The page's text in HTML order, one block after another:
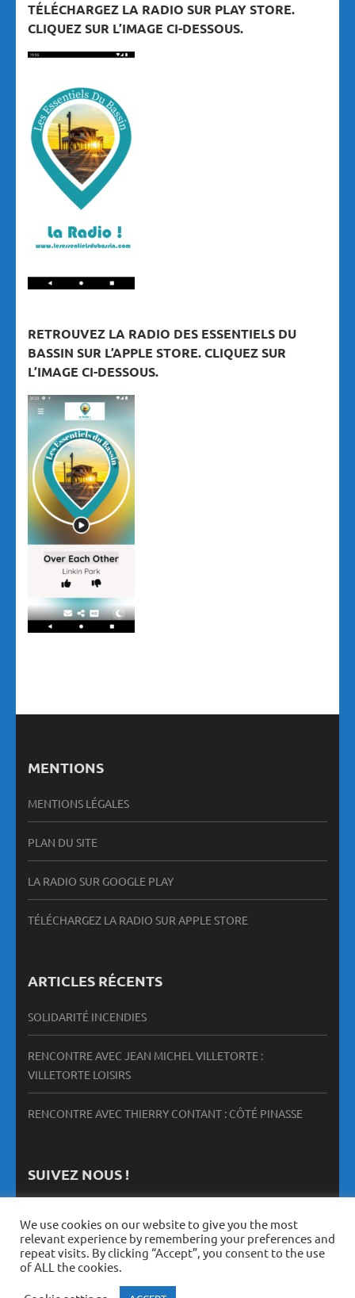
TÉLÉCHARGEZ LA RADIO SUR PLAY STORE.
CLIQUEZ SUR L’IMAGE CI-DESSOUS.
RETROUVEZ LA RADIO DES ESSENTIELS DU
BASSIN SUR L’APPLE STORE. CLIQUEZ SUR
L’IMAGE CI-DESSOUS.
MENTIONS
MENTIONS LÉGALES
PLAN DU SITE
LA RADIO SUR GOOGLE PLAY
TÉLÉCHARGEZ LA RADIO SUR APPLE STORE
ARTICLES RÉCENTS
SOLIDARITÉ INCENDIES
RENCONTRE AVEC JEAN MICHEL VILLETORTE :
VILLETORTE LOISIRS
RENCONTRE AVEC THIERRY CONTANT : CÔTÉ PINASSE
SUIVEZ NOUS !
We use cookies on our website to give you the most
relevant experience by remembering your preferences and
repeat visits. By clicking “Accept”, you consent to the use
of ALL the cookies.